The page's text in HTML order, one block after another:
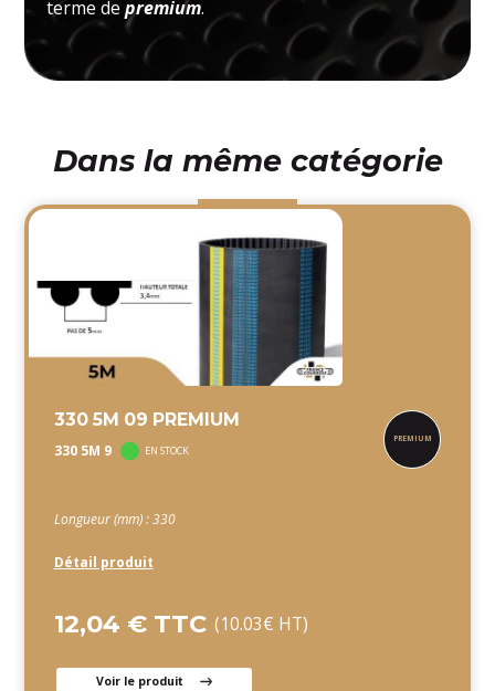
terme depremium.
Dans la même catégorie
330 5M 09 PREMIUM
330 5M 9 EN STOCK
Longueur (mm) : 330
Détail produit
12,04 € TTC (10.03€ HT)
Voir le produit